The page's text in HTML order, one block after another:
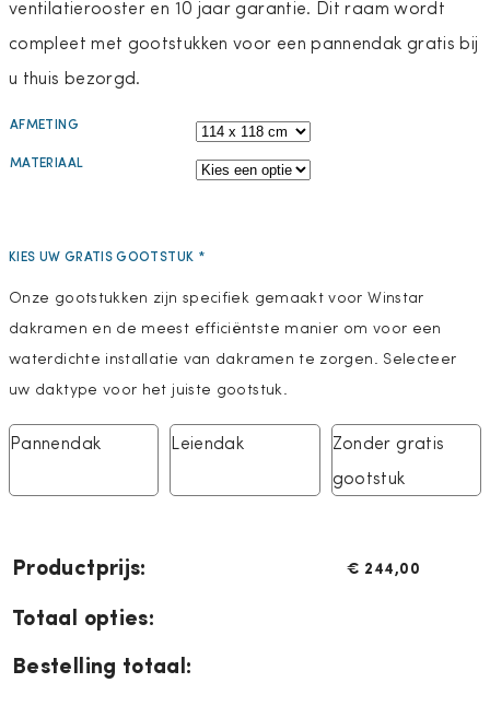
ventilatierooster en 10 jaar garantie. Dit raam wordt
compleet met gootstukken voor een pannendak gratis bij
u thuis bezorgd.
AFMETING
MATERIAAL
KIES UW GRATIS GOOTSTUK *
Onze gootstukken zijn specifiek gemaakt voor Winstar
dakramen en de meest efficiëntste manier om voor een
waterdichte installatie van dakramen te zorgen. Selecteer
uw daktype voor het juiste gootstuk.
Pannendak Leiendak
Zonder gratis
gootstuk
Productprijs: € 244,00
Totaal opties:
Bestelling totaal: